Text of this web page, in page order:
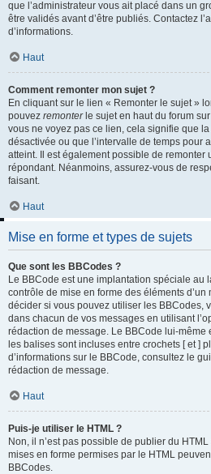
que l’administrateur vous ait placé dans un
être validés avant d’être publiés. Contactez
d’informations.
Haut
Comment remonter mon sujet ?
En cliquant sur le lien « Remonter le sujet »
pouvez remonterle sujet en haut du forum
vous ne voyez pas ce lien, cela signifie que
désactivée ou que l’intervalle de temps pour
atteint. Il est également possible de remonter
répondant. Néanmoins, assurez-vous de
faisant.
Haut
Mise en forme et types de sujets
Que sont les BBCodes ?
Le BBCode est une implantation spéciale au
contrôle de mise en forme des éléments d’un
décider si vous pouvez utiliser les BBCodes,
dans chacun de vos messages en utilisant
rédaction de message. Le BBCode lui-même
les balises sont incluses entre crochets [ et ]
d’informations sur le BBCode, consultez le
rédaction de message.
Haut
Puis-je utiliser le HTML ?
Non, il n’est pas possible de publier du
mises en forme permises par le HTML
BBCodes.